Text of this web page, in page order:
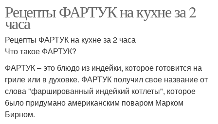
Рецепты ФАРТУК на кухне за 2
часа
Рецепты ФАРТУК на кухне за 2 часа
Что такое ФАРТУК?
ФАРТУК – это блюдо из индейки, которое готовится на
гриле или в духовке. ФАРТУК получил свое название от
слова "фаршированный индейкий котлеты", которое
было придумано американским поваром Марком
Бирном.